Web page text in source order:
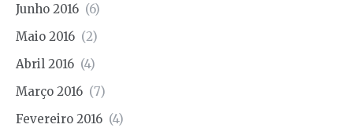
Junho 2016 (6)
Maio 2016 (2)
Abril 2016 (4)
Março 2016 (7)
Fevereiro 2016 (4)